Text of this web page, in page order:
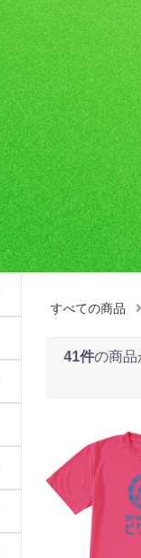
すべての商品
41件の商品